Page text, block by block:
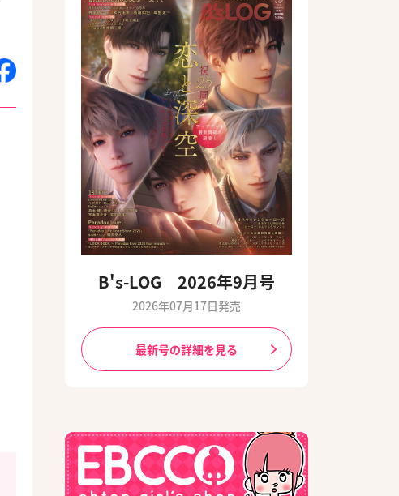
B's-LOG 2026年9月号
2026年07月17日発売
最新号の詳細を見る